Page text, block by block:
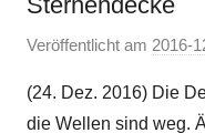
Veröffentlicht am 2016-
(24. Dez. 2016) Die
die Wellen sind weg.